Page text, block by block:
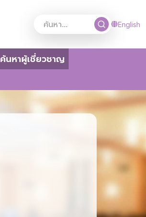
English
ค้นหาผู้เชี่ยวชาญ(current)